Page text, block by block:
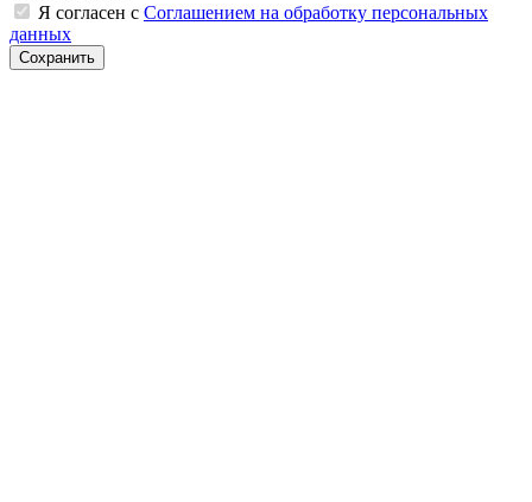
Я согласен с Соглашением на обработку персональных
данных